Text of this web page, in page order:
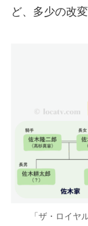
ど、多少の改
「ザ・ロイヤ